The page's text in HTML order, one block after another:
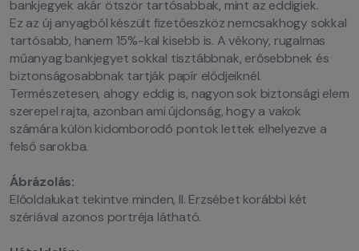
bankjegyek akár ötször tartósabbak, mint az eddigiek.
Ez az új anyagból készült fizetőeszköz nemcsakhogy sokkal
tartósabb, hanem 15%-kal kisebb is. A vékony, rugalmas
műanyag bankjegyet sokkal tisztábbnak, erősebbnek és
biztonságosabbnak tartják papír elődjeiknél.
Természetesen, ahogy eddig is, nagyon sok biztonsági elem
szerepel rajta, azonban ami újdonság, hogy a vakok
számára külön kidomborodó pontok lettek elhelyezve a
felső sarokba.
Ábrázolás:
Előoldalukat tekintve minden, II. Erzsébet korábbi két
szériával azonos portréja látható.